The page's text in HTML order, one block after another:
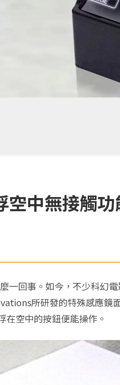
中無接觸功
一回事。如今，不少科幻
所研發的特殊感應鏡
空中的按鈕便能操作。